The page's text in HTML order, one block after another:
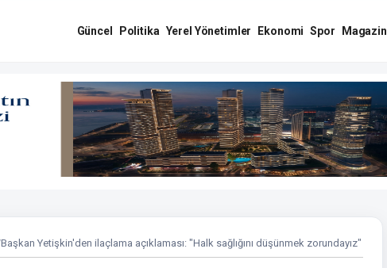
Güncel Politika Yerel Yönetimler Ekonomi Spor Magazin
Başkan Yetişkin'den ilaçlama açıklaması: "Halk sağlığını düşünmek zorundayız"